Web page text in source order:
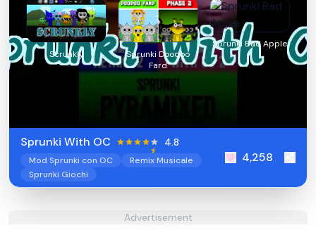
Scrunkly
Sprunki Doodoo
Fard
Sprunki Bad Apple
Sprunki With OC 4.8
Mod Sprunki con OC
Remix Musicale
Sprunki Giochi
4,258
Advertisement